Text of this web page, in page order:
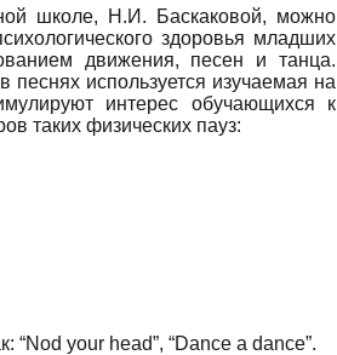
школе, Н.И. Баскаковой, можно
здоровья младших
движения, песен и танца.
песнях используется изучаемая на
интерес обучающихся к
таких физических пауз:
your head”, “Dance a dance”.